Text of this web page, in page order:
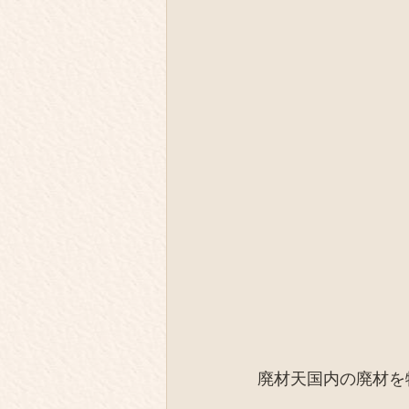
廃材天国内の廃材を